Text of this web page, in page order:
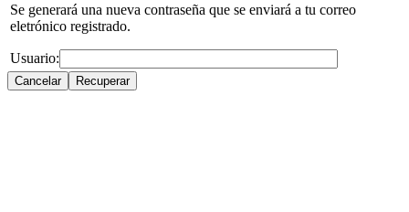
Se generará una nueva contraseña que se enviará a tu correo
eletrónico registrado.
Usuario: